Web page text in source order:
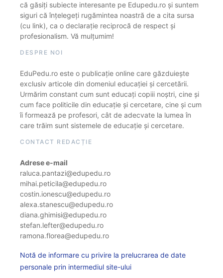
că găsiți subiecte interesante pe Edupedu.ro și suntem
siguri că înțelegeți rugămintea noastră de a cita sursa
(cu link), ca o declarație reciprocă de respect și
profesionalism. Vă mulțumim!
DESPRE NOI
EduPedu.ro este o publicație online care găzduiește
exclusiv articole din domeniul educației și cercetării.
Urmărim constant cum sunt educați copiii noștri, cine și
cum face politicile din educație și cercetare, cine și cum
îi formează pe profesori, cât de adecvate la lumea în
care trăim sunt sistemele de educație și cercetare.
CONTACT REDACȚIE
Adrese e-mail
raluca.pantazi@edupedu.ro
mihai.peticila@edupedu.ro
costin.ionescu@edupedu.ro
alexa.stanescu@edupedu.ro
diana.ghimisi@edupedu.ro
stefan.lefter@edupedu.ro
ramona.florea@edupedu.ro
Notă de informare cu privire la prelucrarea de date
personale prin intermediul site-ului